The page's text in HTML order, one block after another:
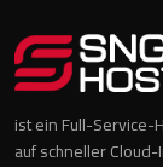
ist ein Full-Service-
auf schneller